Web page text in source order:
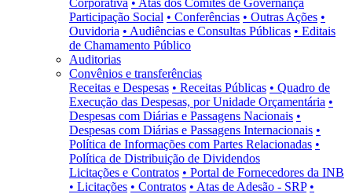
Corporativa • Atas dos Comitês de Governança
Participação Social • Conferências • Outras Ações •
Ouvidoria • Audiências e Consultas Públicas • Editais
de Chamamento Público
Auditorias
Convênios e transferências
Receitas e Despesas • Receitas Públicas • Quadro de
Execução das Despesas, por Unidade Orçamentária •
Despesas com Diárias e Passagens Nacionais •
Despesas com Diárias e Passagens Internacionais •
Política de Informações com Partes Relacionadas •
Política de Distribuição de Dividendos
Licitações e Contratos • Portal de Fornecedores da INB
• Licitações • Contratos • Atas de Adesão - SRP •